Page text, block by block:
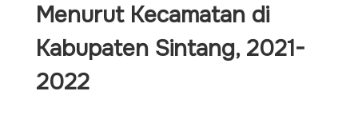
Menurut Kecamatan di
Kabupaten Sintang, 2021-
2022